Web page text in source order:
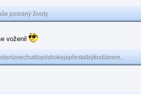
posraný životy
voženil